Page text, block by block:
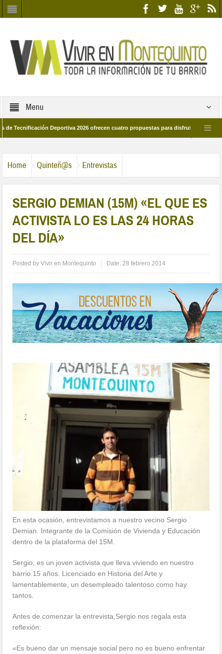
Menu
Deportiva 2026 ofrecen cuatro propuestas para disfrutar del deporte este
Home Quinteñ@s Entrevistas
SERGIO DEMIAN (15M) «EL QUE ES
ACTIVISTA LO ES LAS 24 HORAS
DEL DÍA»
Posted byVivir en Montequinto Date:28 febrero 2014
En esta ocasión, entrevistamos a nuestro vecino Sergio
Demian. Integrante de la Comisión de Vivienda y Educación
dentro de la plataforma del 15M.
Sergio, es un joven activista que lleva viviendo en nuestro
barrio 15 años. Licenciado en Historia del Arte y
lamentablemente, un desempleado talentoso como hay
tantos.
Antes de comenzar la entrevista,Sergio nos regala esta
reflexión:
«Es bueno dar un mensaje social pero no es bueno enfrentar